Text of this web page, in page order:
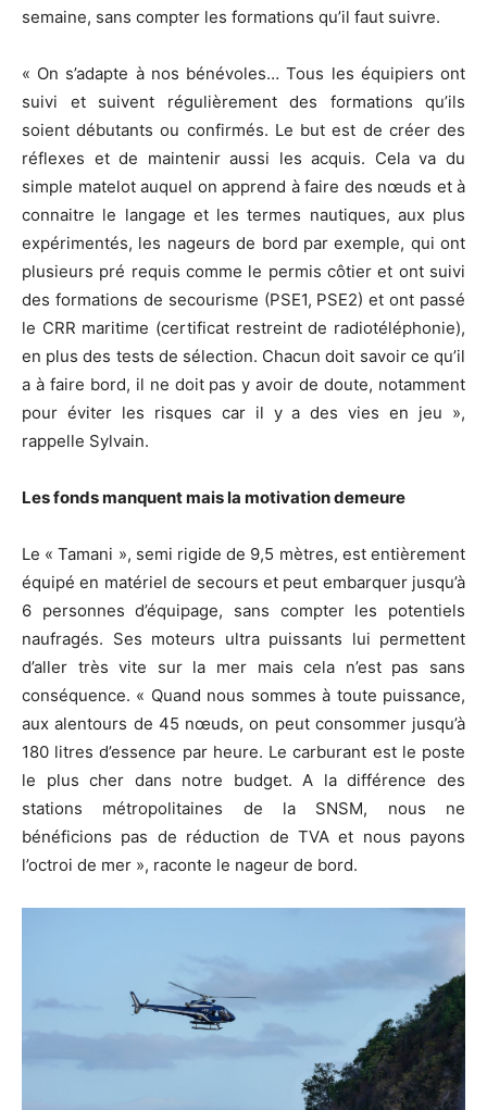
semaine, sans compter les formations qu’il faut suivre.
« On s’adapte à nos bénévoles… Tous les équipiers ont
suivi et suivent régulièrement des formations qu’ils
soient débutants ou confirmés. Le but est de créer des
réflexes et de maintenir aussi les acquis. Cela va du
simple matelot auquel on apprend à faire des nœuds et à
connaitre le langage et les termes nautiques, aux plus
expérimentés, les nageurs de bord par exemple, qui ont
plusieurs pré requis comme le permis côtier et ont suivi
des formations de secourisme (PSE1, PSE2) et ont passé
le CRR maritime (certificat restreint de radiotéléphonie),
en plus des tests de sélection. Chacun doit savoir ce qu’il
a à faire bord, il ne doit pas y avoir de doute, notamment
pour éviter les risques car il y a des vies en jeu »,
rappelle Sylvain.
Les fonds manquent mais la motivation demeure
Le « Tamani », semi rigide de 9,5 mètres, est entièrement
équipé en matériel de secours et peut embarquer jusqu’à
6 personnes d’équipage, sans compter les potentiels
naufragés. Ses moteurs ultra puissants lui permettent
d’aller très vite sur la mer mais cela n’est pas sans
conséquence. « Quand nous sommes à toute puissance,
aux alentours de 45 nœuds, on peut consommer jusqu’à
180 litres d’essence par heure. Le carburant est le poste
le plus cher dans notre budget. A la différence des
stations métropolitaines de la SNSM, nous ne
bénéficions pas de réduction de TVA et nous payons
l’octroi de mer », raconte le nageur de bord.